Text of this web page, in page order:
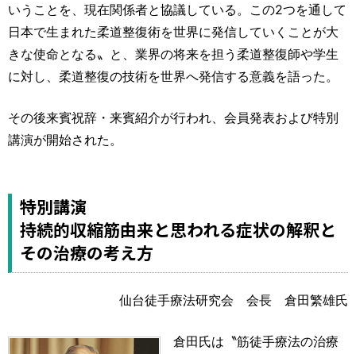
いうことを、現在関係者と協議している。この2つを通して
日本で生まれた柔道整復術を世界に発信していくことが大
きな使命となる〟と、業界の将来を担う柔道整復師や学生
に対し、柔道整復の技術を世界へ発信する意義を語った。
その後来賓祝辞・来賓紹介が行われ、会員発表および特別
講演が開始された。
特別講演
持続的収縮筋由来と思われる症状の解釈と
その治療の考え方
仙台徒手療法研究会 会長 倉田繁雄氏
倉田氏は〝筋徒手療法の治療